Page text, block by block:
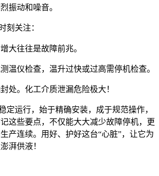
振动和噪音。
刻关注：
大往往是故障前兆。
温仪检查，温升过快或过高需停机检查。
处。化工介质泄漏危险极大！
定运行，始于精确安装，成于规范操作，
这些要点，不仅能大大减少故障停机，更
产连续。用好、护好这台“心脏”，让它为
湃供液！